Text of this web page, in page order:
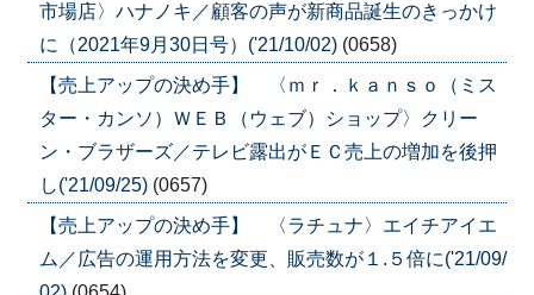
市場店〉ハナノキ／顧客の声が新商品誕生のきっかけ
に（2021年9月30日号）('21/10/02) (0658)
【売上アップの決め手】 〈ｍｒ．ｋａｎｓｏ（ミス
ター・カンソ）ＷＥＢ（ウェブ）ショップ〉クリー
ン・ブラザーズ／テレビ露出がＥＣ売上の増加を後押
し('21/09/25) (0657)
【売上アップの決め手】 〈ラチュナ〉エイチアイエ
ム／広告の運用方法を変更、販売数が１.５倍に('21/09/